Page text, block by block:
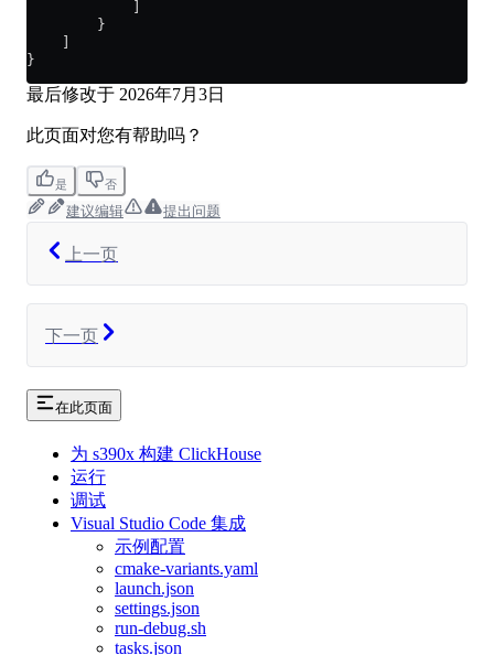
        }
}
最后修改于 2026年7月3日
此页面对您有帮助吗？
是 否
建议编辑 提出问题
上一页
下一页
在此页面
为 s390x 构建 ClickHouse
运行
调试
Visual Studio Code 集成
示例配置
cmake-variants.yaml
launch.json
settings.json
run-debug.sh
tasks.json